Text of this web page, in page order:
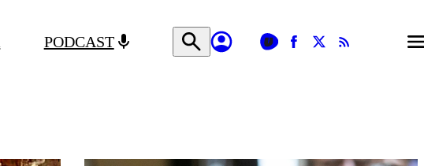
PODCAST